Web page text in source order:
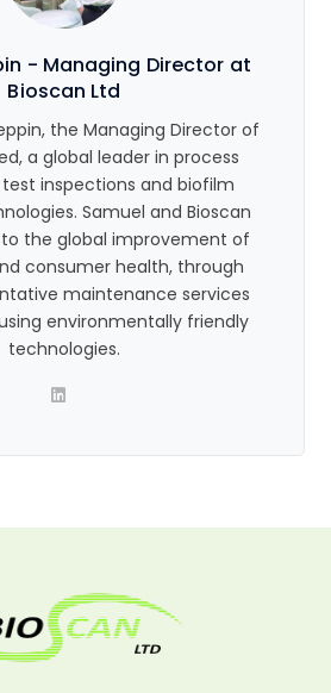
- Managing Director at
Bioscan Ltd
the Managing Director of
a global leader in process
inspections and biofilm
Samuel and Bioscan
the global improvement of
consumer health, through
maintenance services
environmentally friendly
technologies.